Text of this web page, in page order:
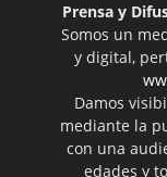
Prensa y
Somos un
y digital,
Damos
mediante la
con una
edades y